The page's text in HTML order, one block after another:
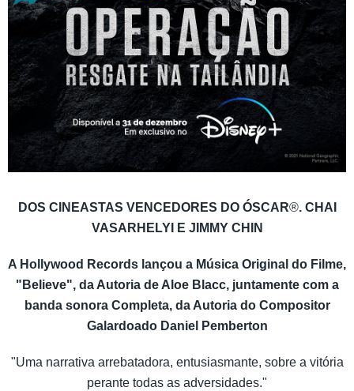
DOS CINEASTAS VENCEDORES DO ÓSCAR®. CHAI
VASARHELYI E JIMMY CHIN
A Hollywood Records lançou a Música Original do Filme,
"Believe", da Autoria de Aloe Blacc, juntamente com a
banda sonora Completa, da Autoria do Compositor
Galardoado Daniel Pemberton
"Uma narrativa arrebatadora, entusiasmante, sobre a vitória
perante todas as adversidades."